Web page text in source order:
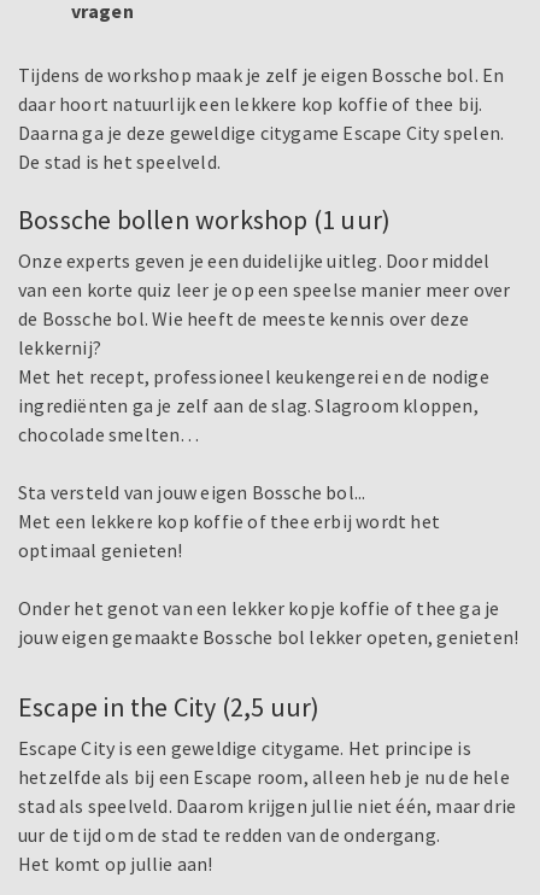
vragen
Tijdens de workshop maak je zelf je eigen Bossche bol. En
daar hoort natuurlijk een lekkere kop koffie of thee bij.
Daarna ga je deze geweldige citygame Escape City spelen.
De stad is het speelveld.
Bossche bollen workshop (1 uur)
Onze experts geven je een duidelijke uitleg. Door middel
van een korte quiz leer je op een speelse manier meer over
de Bossche bol. Wie heeft de meeste kennis over deze
lekkernij?
Met het recept, professioneel keukengerei en de nodige
ingrediënten ga je zelf aan de slag. Slagroom kloppen,
chocolade smelten…
Sta versteld van jouw eigen Bossche bol...
Met een lekkere kop koffie of thee erbij wordt het
optimaal genieten!
Onder het genot van een lekker kopje koffie of thee ga je
jouw eigen gemaakte Bossche bol lekker opeten, genieten!
Escape in the City (2,5 uur)
Escape City is een geweldige citygame. Het principe is
hetzelfde als bij een Escape room, alleen heb je nu de hele
stad als speelveld. Daarom krijgen jullie niet één, maar drie
uur de tijd om de stad te redden van de ondergang.
Het komt op jullie aan!